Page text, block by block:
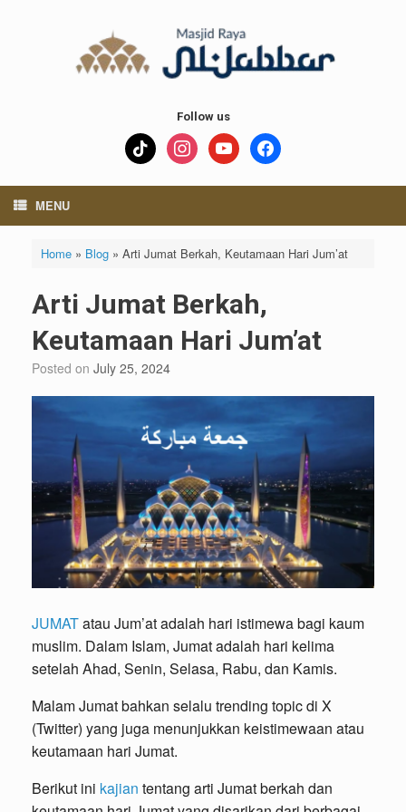
Follow us
tiktok instagramyoutube facebook
MENU
Home» Blog» Arti Jumat Berkah, Keutamaan Hari Jum’at
Arti Jumat Berkah,
Keutamaan Hari Jum’at
Posted on July 25, 2024
JUMATatau Jum’at adalah hari istimewa bagi kaum
muslim. Dalam Islam, Jumat adalah hari kelima
setelah Ahad, Senin, Selasa, Rabu, dan Kamis.
Malam Jumat bahkan selalu trending topic di X
(Twitter) yang juga menunjukkan keistimewaan atau
keutamaan hari Jumat.
Berikut ini kajian tentang arti Jumat berkah dan